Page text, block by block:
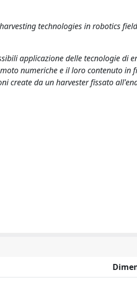
technologies in robotics
applicazione delle tecnologie di
numeriche e il loro contenuto
create da un harvester fissato